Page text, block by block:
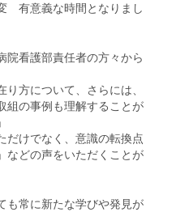
有意義な時間となりまし
院看護部責任者の方々から
り方について、さらには、
組の事例も理解することが
だけでなく、意識の転換点
などの声をいただくことが
常に新たな学びや発見が